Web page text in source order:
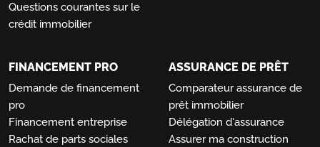
Questions courantes sur le
crédit immobilier
FINANCEMENT PRO
Demande de financement
pro
Financement entreprise
Rachat de parts sociales
ASSURANCE DE PRÊT
Comparateur assurance de
prêt immobilier
Délégation d'assurance
Assurer ma construction